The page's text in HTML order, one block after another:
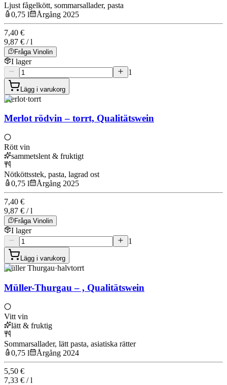
Ljust fågelkött, sommarsallader, pasta
0,75 l
Årgång 2025
7,40 €
9,87 € / l
Fråga Vinolin
I lager
1
Lägg i varukorg
Merlot·torrt
Merlot rödvin – torrt, Qualitätswein
Rött vin
sammetslent & fruktigt
Nötköttsstek, pasta, lagrad ost
0,75 l
Årgång 2025
7,40 €
9,87 € / l
Fråga Vinolin
I lager
1
Lägg i varukorg
Müller Thurgau·halvtorrt
Müller-Thurgau – , Qualitätswein
Vitt vin
lätt & fruktig
Sommarsallader, lätt pasta, asiatiska rätter
0,75 l
Årgång 2024
5,50 €
7,33 € / l